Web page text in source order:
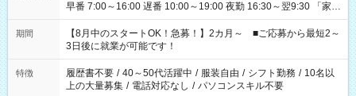
早番 7:00～16:00 遅番 10:00～19:00 夜勤 16:30～翌9:30 「家族
と休みを合わせたい」 「余裕を持って夕飯の準備がしたい」
「できれば残業はしたくない」 など、ご希望を教えてください
ね。 ※Wワーク希望の方へ 今ご覧のお仕事で希望する勤務時間
と、もう1つのお仕事の勤務時間。 合計で週40時間を超える場
合は応募できません。
期間
【8月中のスタートOK！急募！】2カ月～ ■ご応募から最短2～
3日後に就業が可能です！
特徴 履歴書不要 / 40～50代活躍中 / 服装自由 / シフト勤務 / 10名以
上の大量募集 / 電話対応なし / パソコンスキル不要